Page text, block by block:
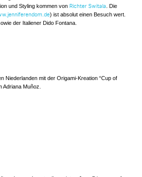
und Styling kommen von Richter Switala . Die
) ist absolut einen Besuch wert.
der Italiener Dido Fontana.
Niederlanden mit der Origami-Kreation “Cup of
Adriana Muñoz.